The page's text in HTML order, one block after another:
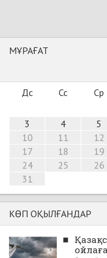
МҰРАҒАТ
Дс Сс Ср
3
4 5
10
11 12
17
18 19
24
25 26
31
КӨП ОҚЫЛҒАНДАР
■